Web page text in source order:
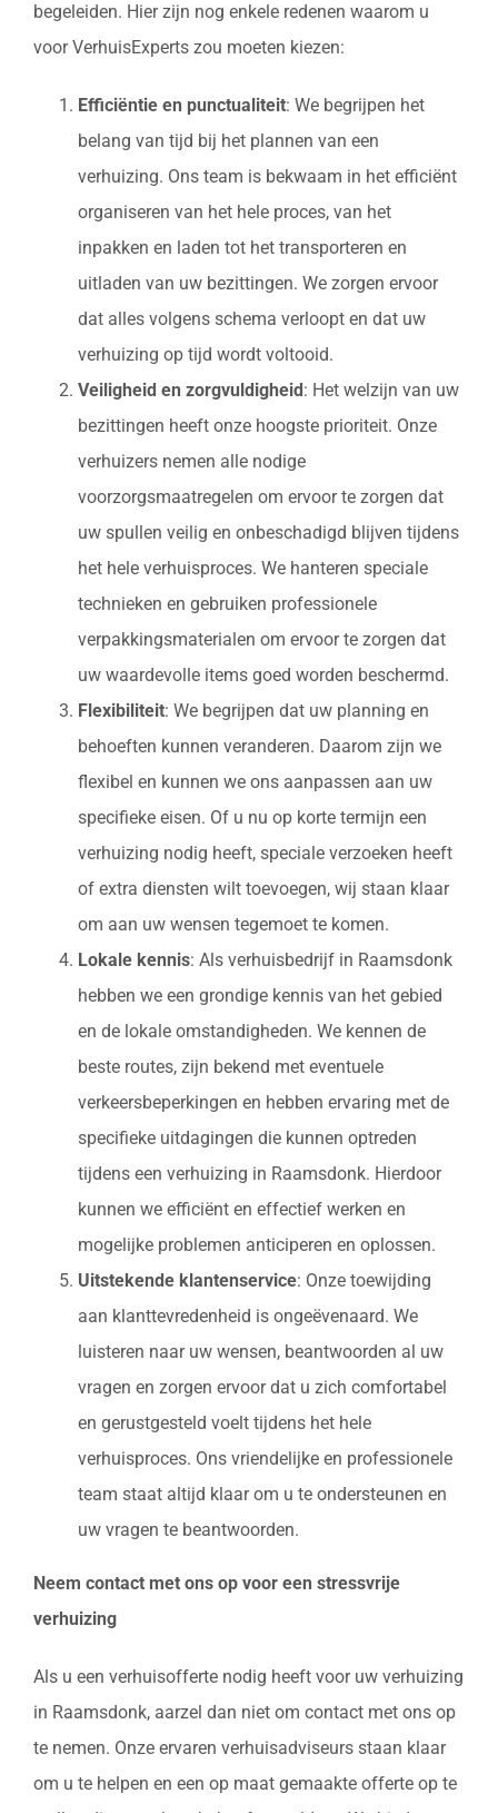
begeleiden. Hier zijn nog enkele redenen waarom u
voor VerhuisExperts zou moeten kiezen:
Efficiëntie en punctualiteit: We begrijpen het
belang van tijd bij het plannen van een
verhuizing. Ons team is bekwaam in het efficiënt
organiseren van het hele proces, van het
inpakken en laden tot het transporteren en
uitladen van uw bezittingen. We zorgen ervoor
dat alles volgens schema verloopt en dat uw
verhuizing op tijd wordt voltooid.
Veiligheid en zorgvuldigheid : Het welzijn van uw
bezittingen heeft onze hoogste prioriteit. Onze
verhuizers nemen alle nodige
voorzorgsmaatregelen om ervoor te zorgen dat
uw spullen veilig en onbeschadigd blijven tijdens
het hele verhuisproces. We hanteren speciale
technieken en gebruiken professionele
verpakkingsmaterialen om ervoor te zorgen dat
uw waardevolle items goed worden beschermd.
Flexibiliteit: We begrijpen dat uw planning en
behoeften kunnen veranderen. Daarom zijn we
flexibel en kunnen we ons aanpassen aan uw
specifieke eisen. Of u nu op korte termijn een
verhuizing nodig heeft, speciale verzoeken heeft
of extra diensten wilt toevoegen, wij staan klaar
om aan uw wensen tegemoet te komen.
Lokale kennis: Als verhuisbedrijf in Raamsdonk
hebben we een grondige kennis van het gebied
en de lokale omstandigheden. We kennen de
beste routes, zijn bekend met eventuele
verkeersbeperkingen en hebben ervaring met de
specifieke uitdagingen die kunnen optreden
tijdens een verhuizing in Raamsdonk. Hierdoor
kunnen we efficiënt en effectief werken en
mogelijke problemen anticiperen en oplossen.
Uitstekende klantenservice: Onze toewijding
aan klanttevredenheid is ongeëvenaard. We
luisteren naar uw wensen, beantwoorden al uw
vragen en zorgen ervoor dat u zich comfortabel
en gerustgesteld voelt tijdens het hele
verhuisproces. Ons vriendelijke en professionele
team staat altijd klaar om u te ondersteunen en
uw vragen te beantwoorden.
Neem contact met ons op voor een stressvrije
verhuizing
Als u een verhuisofferte nodig heeft voor uw verhuizing
in Raamsdonk, aarzel dan niet om contact met ons op
te nemen. Onze ervaren verhuisadviseurs staan klaar
om u te helpen en een op maat gemaakte offerte op te